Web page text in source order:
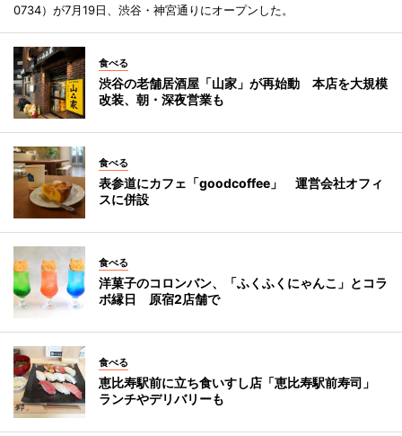
0734）が7月19日、渋谷・神宮通りにオープンした。
食べる
渋谷の老舗居酒屋「山家」が再始動 本店を大規模
改装、朝・深夜営業も
食べる
表参道にカフェ「goodcoffee」 運営会社オフィ
スに併設
食べる
洋菓子のコロンバン、「ふくふくにゃんこ」とコラ
ボ縁日 原宿2店舗で
食べる
恵比寿駅前に立ち食いすし店「恵比寿駅前寿司」
ランチやデリバリーも